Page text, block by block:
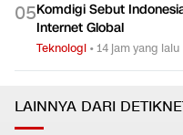
05Komdigi Sebut
Internet Global
Teknologi •14 jam yang lalu
LAINNYA DARI